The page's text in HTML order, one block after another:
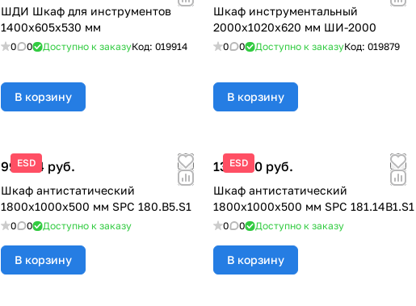
ШДИ Шкаф для инструментов
1400х605х530 мм
0 0 Доступно к заказуКод: 019914
В корзину
Шкаф инструментальный
2000х1020х620 мм ШИ-2000
0 0 Доступно к заказуКод: 019879
В корзину
ESD
99 364 руб.
Шкаф антистатический
1800x1000x500 мм SPC 180.B5.S1
0 0 Доступно к заказу
В корзину
ESD
133 780 руб.
Шкаф антистатический
1800x1000x500 мм SPC 181.14B1.S1
0 0 Доступно к заказу
В корзину